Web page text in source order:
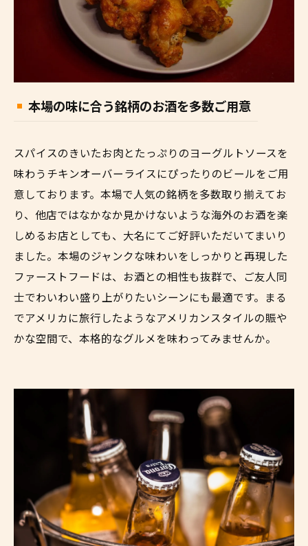
本場の味に合う銘柄のお酒を多数ご用意
スパイスのきいたお肉とたっぷりのヨーグルトソースを
味わうチキンオーバーライスにぴったりのビールをご用
意しております。本場で人気の銘柄を多数取り揃えてお
り、他店ではなかなか見かけないような海外のお酒を楽
しめるお店としても、大名にてご好評いただいてまいり
ました。本場のジャンクな味わいをしっかりと再現した
ファーストフードは、お酒との相性も抜群で、ご友人同
士でわいわい盛り上がりたいシーンにも最適です。まる
でアメリカに旅行したようなアメリカンスタイルの賑や
かな空間で、本格的なグルメを味わってみませんか。